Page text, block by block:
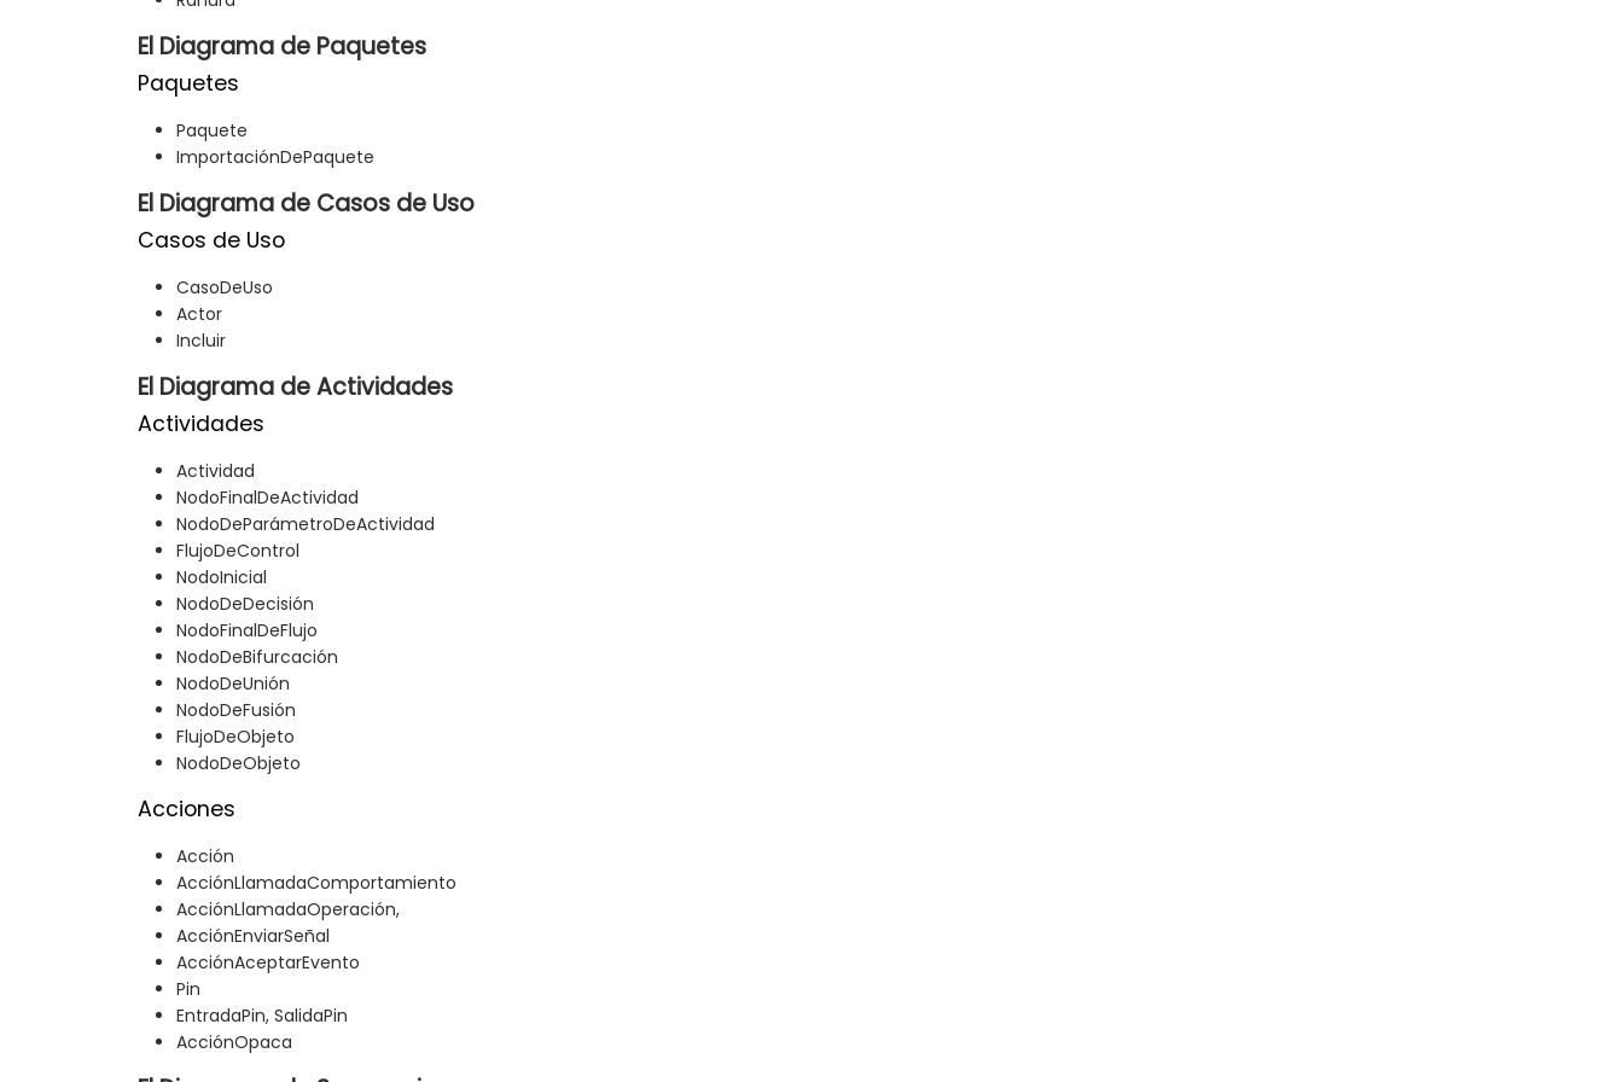
El Diagrama de Paquetes
Paquetes
Paquete
ImportaciónDePaquete
El Diagrama de Casos de Uso
Casos de Uso
CasoDeUso
Actor
Incluir
El Diagrama de Actividades
Actividades
Actividad
NodoFinalDeActividad
NodoDeParámetroDeActividad
FlujoDeControl
NodoInicial
NodoDeDecisión
NodoFinalDeFlujo
NodoDeBifurcación
NodoDeUnión
NodoDeFusión
FlujoDeObjeto
NodoDeObjeto
Acciones
Acción
AcciónLlamadaComportamiento
AcciónLlamadaOperación,
AcciónEnviarSeñal
AcciónAceptarEvento
Pin
EntradaPin, SalidaPin
AcciónOpaca